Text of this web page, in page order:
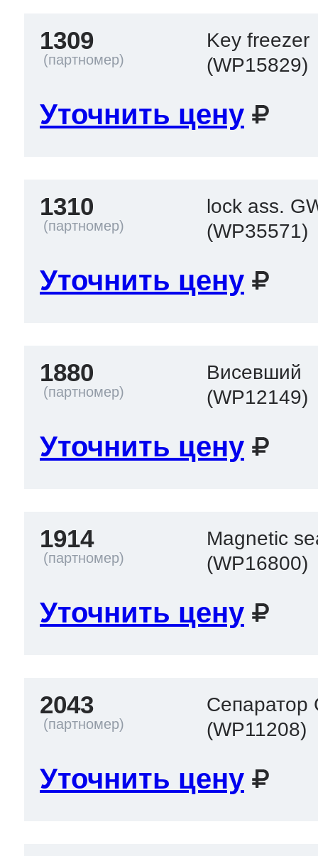
1309
Key freezer
(WP15829)
Уточнить цену
1310
lock ass.
(WP35571)
Уточнить цену
1880
Висевший
(WP12149)
Уточнить цену
1914
Magnetic
(WP16800)
Уточнить цену
2043
Сепаратор
(WP11208)
Уточнить цену